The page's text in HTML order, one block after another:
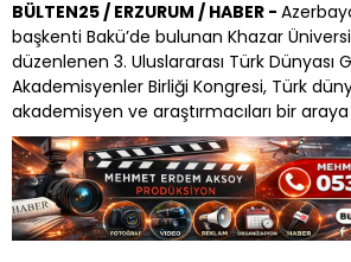
BÜLTEN25 / ERZURUM / HABER -
başkenti Bakü’de bulunan Khazar
düzenlenen 3. Uluslararası Türk Dünyası
Akademisyenler Birliği Kongresi, Türk
akademisyen ve araştırmacıları bir